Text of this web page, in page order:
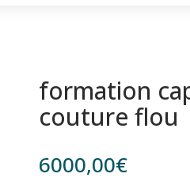
formation
couture flou
6000,00€